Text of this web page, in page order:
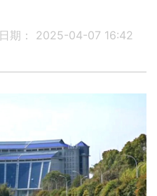
日期： 2025-04-07 16:42